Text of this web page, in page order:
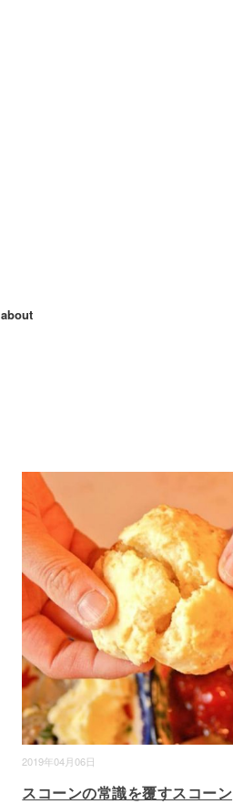
about
2019年04月06日
スコーンの常識を覆すスコーン